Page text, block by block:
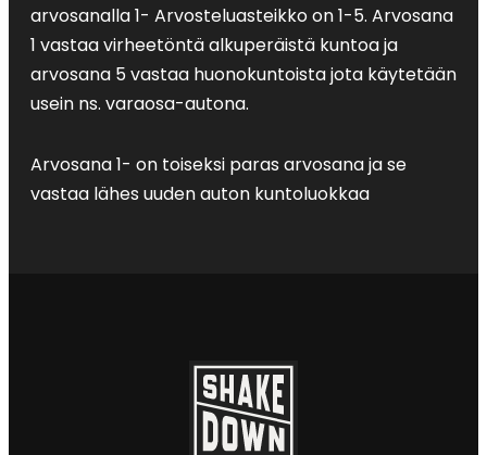
arvosanalla 1- Arvosteluasteikko on 1-5. Arvosana
1 vastaa virheetöntä alkuperäistä kuntoa ja
arvosana 5 vastaa huonokuntoista jota käytetään
usein ns. varaosa-autona.
Arvosana 1- on toiseksi paras arvosana ja se
vastaa lähes uuden auton kuntoluokkaa